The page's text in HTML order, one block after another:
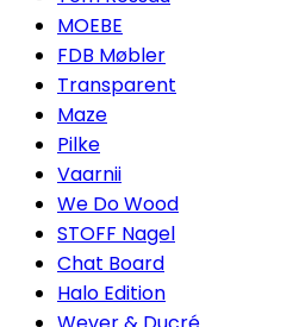
MOEBE
FDB Møbler
Transparent
Maze
Pilke
Vaarnii
We Do Wood
STOFF Nagel
Chat Board
Halo Edition